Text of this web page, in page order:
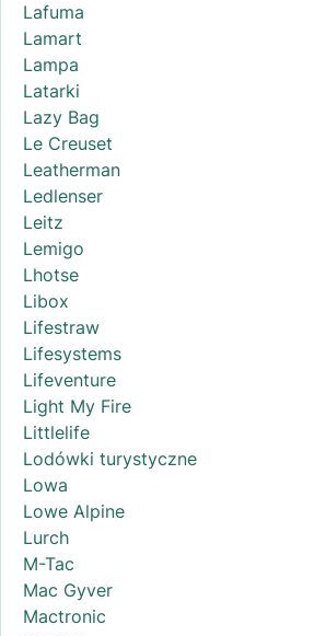
Lafuma
Lamart
Lampa
Latarki
Lazy Bag
Le Creuset
Leatherman
Ledlenser
Leitz
Lemigo
Lhotse
Libox
Lifestraw
Lifesystems
Lifeventure
Light My Fire
Littlelife
Lodówki turystyczne
Lowa
Lowe Alpine
Lurch
M-Tac
Mac Gyver
Mactronic